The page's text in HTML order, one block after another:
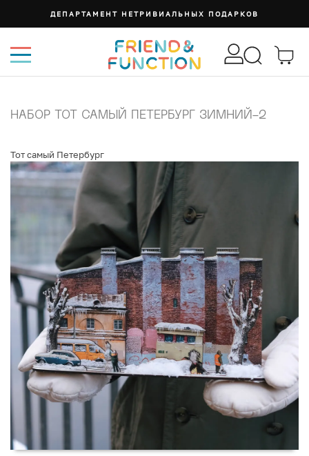
ДЕПАРТАМЕНТ НЕТРИВИАЛЬНЫХ ПОДАРКОВ
НАБОР ТОТ САМЫЙ ПЕТЕРБУРГ ЗИМНИЙ-2
Тот самый Петербург